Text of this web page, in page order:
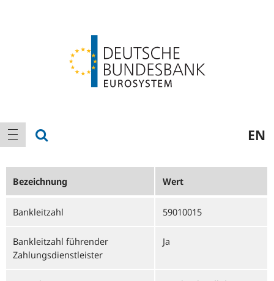
Hauptnavigation
Navigation anzeigen EN
Bezeichnung Wert
Bankleitzahl 59010015
Bankleitzahl führender
Zahlungsdienstleister
Ja